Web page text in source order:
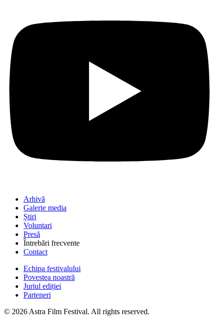
Arhivă
Galerie media
Știri
Voluntari
Presă
Întrebări frecvente
Contact
Echipa festivalului
Povestea noastră
Juriul ediției
Parteneri
© 2026 Astra Film Festival. All rights reserved.